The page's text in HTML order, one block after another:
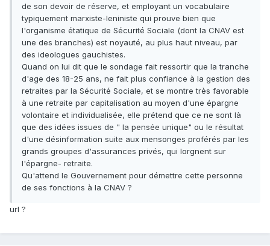
de son devoir de réserve, et employant un vocabulaire
typiquement marxiste-leniniste qui prouve bien que
l'organisme étatique de Sécurité Sociale (dont la CNAV est
une des branches) est noyauté, au plus haut niveau, par
des ideologues gauchistes.
Quand on lui dit que le sondage fait ressortir que la tranche
d'age des 18-25 ans, ne fait plus confiance à la gestion des
retraites par la Sécurité Sociale, et se montre très favorable
à une retraite par capitalisation au moyen d'une épargne
volontaire et individualisée, elle prétend que ce ne sont là
que des idées issues de " la pensée unique" ou le résultat
d'une désinformation suite aux mensonges proférés par les
grands groupes d'assurances privés, qui lorgnent sur
l'épargne- retraite.
Qu'attend le Gouvernement pour démettre cette personne
de ses fonctions à la CNAV ?
url ?